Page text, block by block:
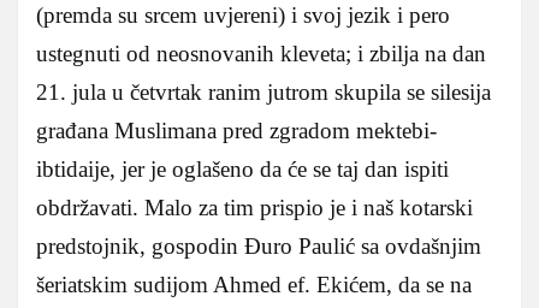
(premda su srcem uvjereni) i svoj jezik i pero
ustegnuti od neosnovanih kleveta; i zbilja na dan
21. jula u četvrtak ranim jutrom skupila se silesija
građana Muslimana pred zgradom mektebi-
ibtidaije, jer je oglašeno da će se taj dan ispiti
obdržavati. Malo za tim prispio je i naš kotarski
predstojnik, gospodin Đuro Paulić sa ovdašnjim
šeriatskim sudijom Ahmed ef. Ekićem, da se na